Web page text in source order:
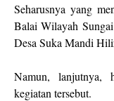
Seharusnya yang
Balai Wilayah
Desa Suka Mandi
Namun, lanjutnya,
kegiatan tersebut.